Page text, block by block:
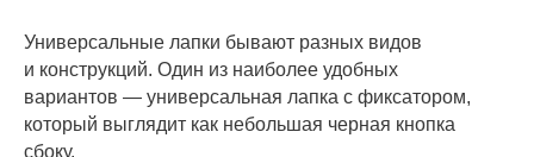
Универсальные лапки бывают разных видов
и конструкций. Один из наиболее удобных
вариантов — универсальная лапка с фиксатором,
который выглядит как небольшая черная кнопка
сбоку.